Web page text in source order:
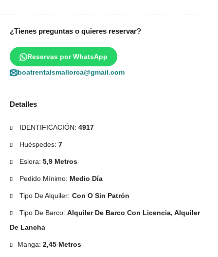
¿Tienes preguntas o quieres reservar?
Reservas por WhatsApp
boatrentalsmallorca@gmail.com
Detalles
IDENTIFICACIÓN: 4917
Huéspedes: 7
Eslora: 5,9 Metros
Pedido Mínimo: Medio Día
Tipo De Alquiler: Con O Sin Patrón
Tipo De Barco: Alquiler De Barco Con Licencia, Alquiler
De Lancha
Manga: 2,45 Metros